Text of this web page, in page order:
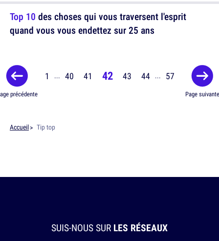
Top 10 des choses qui vous traversent l'esprit
quand vous vous endettez sur 25 ans
précédente
1 ... 40 41 42 43 44 ... 57
Page suivante
Accueil Tip top
SUIS-NOUS SUR LES RÉSEAUX